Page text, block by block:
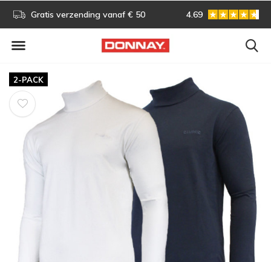
Gratis verzending vanaf € 50 Gratis omruilen
4.69
2-PACK